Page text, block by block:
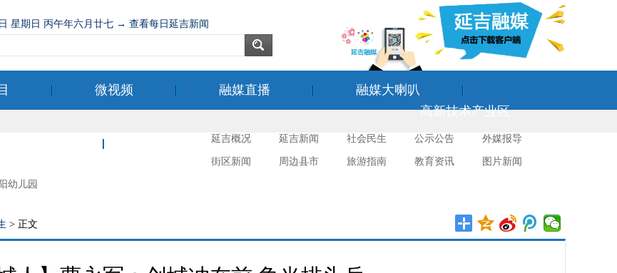
星期日 丙午年六月廿七 → 查看每日延吉新闻
微视频 融媒直播
融媒大喇叭
高新技术产业区
延吉概况 延吉新闻 社会民生 公示公告 外媒报导
街区新闻 周边县市 旅游指南 教育资讯 图片新闻
幼儿园
> 正文